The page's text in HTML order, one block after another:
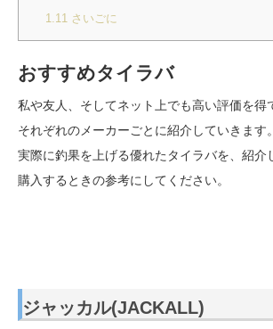
1.11 さいごに
おすすめタイラバ
私や友人、そしてネット上でも高い評価を得
それぞれのメーカーごとに紹介していきます。
実際に釣果を上げる優れたタイラバを、紹介
購入するときの参考にしてください。
ジャッカル(JACKALL)